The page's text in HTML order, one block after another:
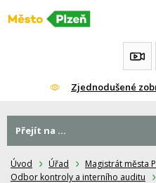
Přeskočit
Zjednodušené
Úvod Úřad Magistrát města
Odbor kontroly a interního auditu
Přejít na ...